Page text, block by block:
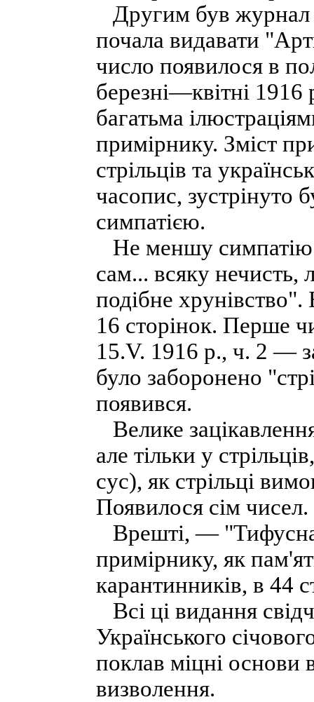
Другим був журнал
почала видавати
число появилося в
березні—квітні
багатьма
примірнику. Зміст
стрільців та
часопис, зустрінуто
симпатією.
Не меншу симпатію
сам... всяку нечисть,
подібне
16 сторінок. Перше
15.V. 1916 р., ч. 2 —
було заборонено
появився.
Велике
але тільки у
сус), як стрільці
Появилося сім
Врешті, —
примірнику, як
карантинників, в 44
Всі ці видання
Українського
поклав міцні основи
визволення.